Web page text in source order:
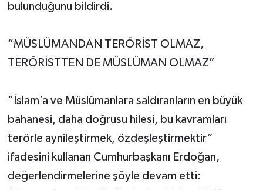
bulunduğunu bildirdi.
“MÜSLÜMANDAN TERÖRİST OLMAZ,
TERÖRİSTTEN DE MÜSLÜMAN OLMAZ”
“İslam’a ve Müslümanlara saldıranların en büyük
bahanesi, daha doğrusu hilesi, bu kavramları
terörle aynileştirmek, özdeşleştirmektir”
ifadesini kullanan Cumhurbaşkanı Erdoğan,
değerlendirmelerine şöyle devam etti: